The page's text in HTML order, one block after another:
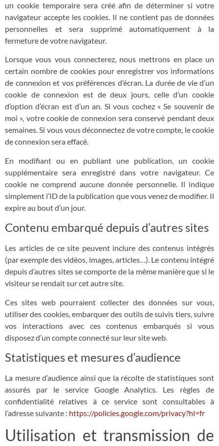
un cookie temporaire sera créé afin de déterminer si votre
navigateur accepte les cookies. Il ne contient pas de données
personnelles et sera supprimé automatiquement à la
fermeture de votre navigateur.
Lorsque vous vous connecterez, nous mettrons en place un
certain nombre de cookies pour enregistrer vos informations
de connexion et vos préférences d’écran. La durée de vie d’un
cookie de connexion est de deux jours, celle d’un cookie
d’option d’écran est d’un an. Si vous cochez « Se souvenir de
moi », votre cookie de connexion sera conservé pendant deux
semaines. Si vous vous déconnectez de votre compte, le cookie
de connexion sera effacé.
En modifiant ou en publiant une publication, un cookie
supplémentaire sera enregistré dans votre navigateur. Ce
cookie ne comprend aucune donnée personnelle. Il indique
simplement l’ID de la publication que vous venez de modifier. Il
expire au bout d’un jour.
Contenu embarqué depuis d’autres sites
Les articles de ce site peuvent inclure des contenus intégrés
(par exemple des vidéos, images, articles…). Le contenu intégré
depuis d’autres sites se comporte de la même manière que si le
visiteur se rendait sur cet autre site.
Ces sites web pourraient collecter des données sur vous,
utiliser des cookies, embarquer des outils de suivis tiers, suivre
vos interactions avec ces contenus embarqués si vous
disposez d’un compte connecté sur leur site web.
Statistiques et mesures d’audience
La mesure d’audience ainsi que la récolte de statistiques sont
assurés par le service Google Analytics. Les règles de
confidentialité relatives à ce service sont consultables à
l’adresse suivante : https://policies.google.com/privacy?hl=fr
Utilisation et transmission de